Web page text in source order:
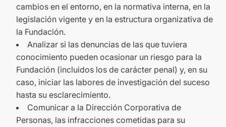
cambios en el entorno, en la normativa interna, en la
legislación vigente y en la estructura organizativa de
la Fundación.
Analizar si las denuncias de las que tuviera
conocimiento pueden ocasionar un riesgo para la
Fundación (incluidos los de carácter penal) y, en su
caso, iniciar las labores de investigación del suceso
hasta su esclarecimiento.
Comunicar a la Dirección Corporativa de
Personas, las infracciones cometidas para su